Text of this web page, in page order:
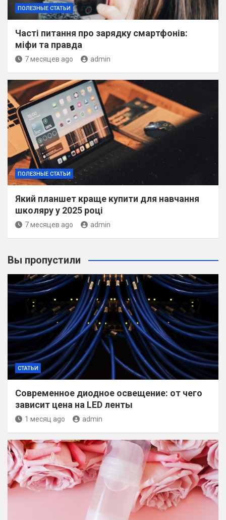
ПОЛЕЗНЫЕ СТАТЬИ
Часті питання про зарядку смартфонів:
міфи та правда
7 месяцев ago admin
ПОЛЕЗНЫЕ СТАТЬИ
Який планшет краще купити для навчання
школяру у 2025 році
7 месяцев ago admin
Вы пропустили
СТАТЬИ
Современное диодное освещение: от чего
зависит цена на LED ленты
1 месяц ago admin